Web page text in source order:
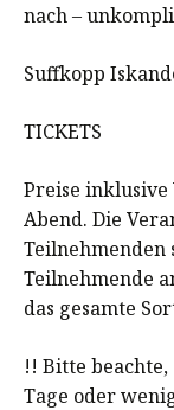
nach –
Suffkopp
TICKETS
Preise inklusive
Abend. Die
Teilnehmende
das gesamte
!! Bitte
Tage oder